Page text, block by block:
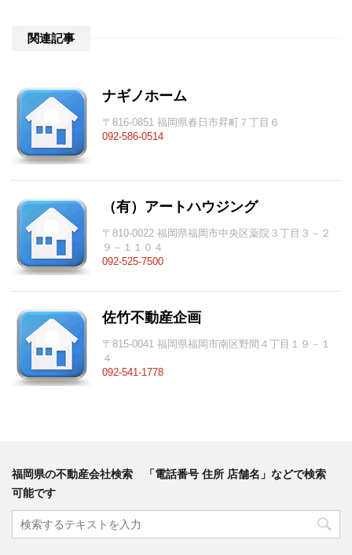
関連記事
ナギノホーム
〒816-0851 福岡県春日市昇町７丁目６
092-586-0514
（有）アートハウジング
〒810-0022 福岡県福岡市中央区薬院３丁目３－２
９－１１０４
092-525-7500
佐竹不動産企画
〒815-0041 福岡県福岡市南区野間４丁目１９－１
４
092-541-1778
福岡県の不動産会社検索 「電話番号 住所 店舗名」などで検索
可能です